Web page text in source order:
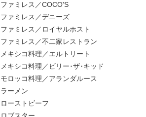
ファミレス／COCO'S
ファミレス／デニーズ
ファミレス／ロイヤルホスト
ファミレス／不二家レストラン
メキシコ料理／エルトリート
メキシコ料理／ビリー･ザ･キッド
モロッコ料理／アランダルース
ラーメン
ローストビーフ